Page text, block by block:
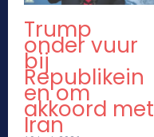
Trump
onder vuur
bij
Republikein
en om
akkoord met
Iran